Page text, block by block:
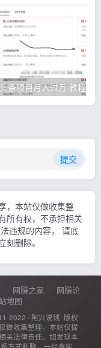
提交
，本站仅做收集整
所有权，不承担相关
违规的内容， 请底
删除。
网赚之家
网赚论
地图
2022 · 阿兴说钱 版权
做收集整理，本站仅提
关法律责任。如发现本